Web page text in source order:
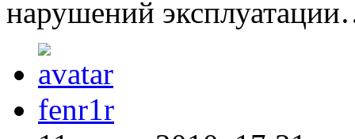
нарушений
fenr1r